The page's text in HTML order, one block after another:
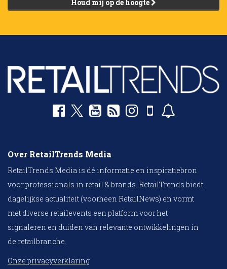
Houd mij op de hoogte
Over RetailTrends Media
RetailTrends Media is dé informatie en inspiratiebron
voor professionals in retail & brands. RetailTrends biedt
dagelijkse actualiteit (voorheen RetailNews) en vormt
met diverse retailevents een platform voor het
signaleren en duiden van relevante ontwikkelingen in
de retailbranche.
Onze privacyverklaring